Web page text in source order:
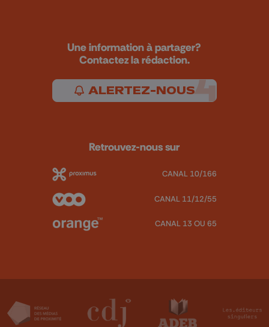
Une information à partager?
Contactez la rédaction.
ALERTEZ-NOUS
Retrouvez-nous sur
CANAL 10/166
CANAL 11/12/55
CANAL 13 OU 65